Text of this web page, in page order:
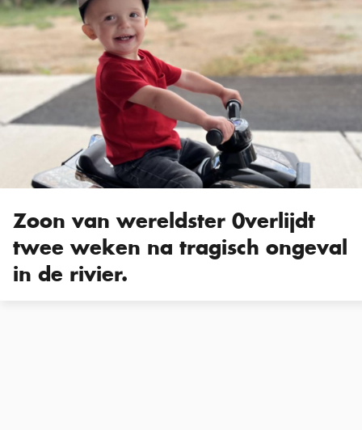
Zoon van wereldster 0verlijdt
twee weken na tragisch ongeval
in de rivier.